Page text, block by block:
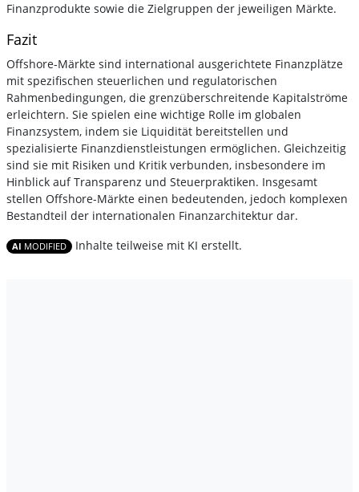
Finanzprodukte sowie die Zielgruppen der jeweiligen Märkte.
Fazit
Offshore-Märkte sind international ausgerichtete Finanzplätze
mit spezifischen steuerlichen und regulatorischen
Rahmenbedingungen, die grenzüberschreitende Kapitalströme
erleichtern. Sie spielen eine wichtige Rolle im globalen
Finanzsystem, indem sie Liquidität bereitstellen und
spezialisierte Finanzdienstleistungen ermöglichen. Gleichzeitig
sind sie mit Risiken und Kritik verbunden, insbesondere im
Hinblick auf Transparenz und Steuerpraktiken. Insgesamt
stellen Offshore-Märkte einen bedeutenden, jedoch komplexen
Bestandteil der internationalen Finanzarchitektur dar.
AI MODIFIED Inhalte teilweise mit KI erstellt.